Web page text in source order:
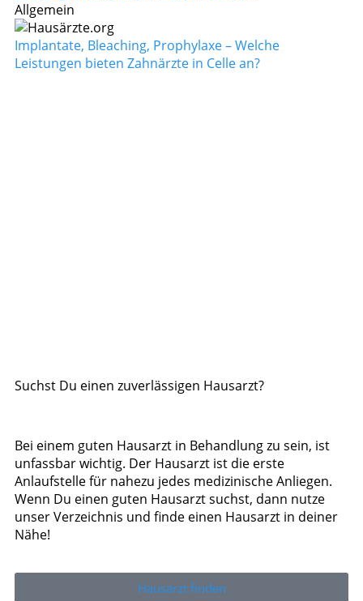
Allgemein
Implantate, Bleaching, Prophylaxe – Welche
Leistungen bieten Zahnärzte in Celle an?
Suchst Du einen zuverlässigen Hausarzt?
Bei einem guten Hausarzt in Behandlung zu sein, ist
unfassbar wichtig. Der Hausarzt ist die erste
Anlaufstelle für nahezu jedes medizinische Anliegen.
Wenn Du einen guten Hausarzt suchst, dann nutze
unser Verzeichnis und finde einen Hausarzt in deiner
Nähe!
Hausarzt finden